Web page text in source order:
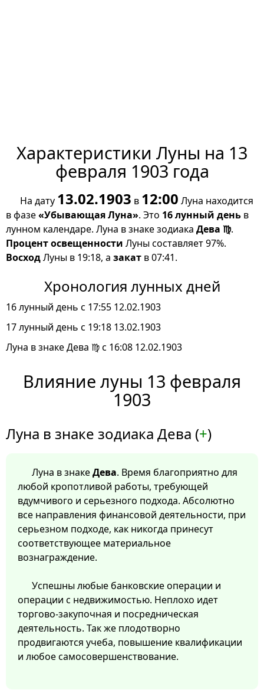
Характеристики Луны на 13
февраля 1903 года
На дату 13.02.1903 в 12:00 Луна находится
в фазе«Убывающая Луна». Это 16 лунный день в
лунном календаре. Луна в знаке зодиака Дева ♍.
Процент освещенности Луны составляет 97%.
ВосходЛуны в 19:18, а закат в 07:41.
Хронология лунных дней
16 лунный день с 17:55 12.02.1903
17 лунный день с 19:18 13.02.1903
Луна в знаке Дева ♍ с 16:08 12.02.1903
Влияние луны 13 февраля
1903
Луна в знаке зодиака Дева (+)
Луна в знакеДева. Время благоприятно для
любой кропотливой работы, требующей
вдумчивого и серьезного подхода. Абсолютно
все направления финансовой деятельности, при
серьезном подходе, как никогда принесут
соответствующее материальное
вознаграждение.
Успешны любые банковские операции и
операции с недвижимостью. Неплохо идет
торгово-закупочная и посредническая
деятельность. Так же плодотворно
продвигаются учеба, повышение квалификации
и любое самосовершенствование.